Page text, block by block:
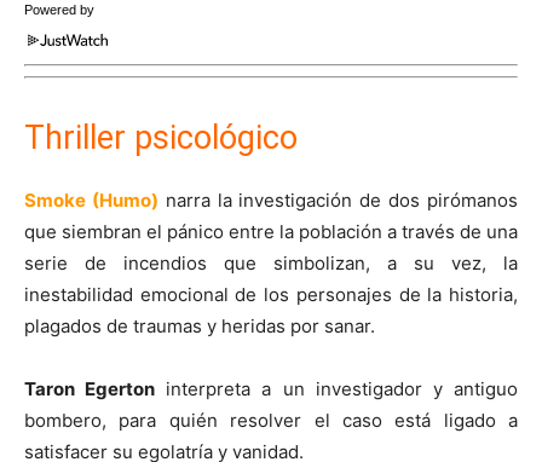
Powered by
Thriller psicológico
Smoke (Humo) narra la investigación de dos pirómanos
que siembran el pánico entre la población a través de una
serie de incendios que simbolizan, a su vez, la
inestabilidad emocional de los personajes de la historia,
plagados de traumas y heridas por sanar.
Taron Egerton interpreta a un investigador y antiguo
bombero, para quién resolver el caso está ligado a
satisfacer su egolatría y vanidad.